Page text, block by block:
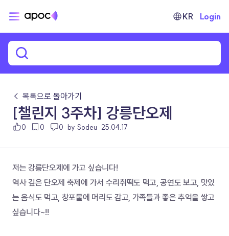
KR Login
← 목록으로 돌아가기
[챌린지 3주차] 강릉단오제
0 0 0 by Sodeu 25.04.17
저는 강릉단오제에 가고 싶습니다!
역사 깊은 단오제 축제에 가서 수리취떡도 먹고, 공연도 보고, 맛있
는 음식도 먹고, 창포물에 머리도 감고, 가족들과 좋은 추억을 쌓고
싶습니다~!!